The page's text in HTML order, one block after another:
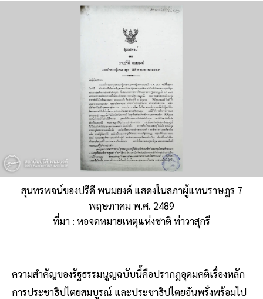
สุนทรพจน์ของปรีดี พนมยงค์ แสดงในสภาผู้แทนราษฎร 7
พฤษภาคม พ.ศ. 2489
ที่มา : หอจดหมายเหตุแห่งชาติ ท่าวาสุกรี
ความสำคัญของรัฐธรรมนูญฉบับนี้คือปรากฏอุดมคติเรื่องหลัก
การประชาธิปไตยสมบูรณ์ และประชาธิปไตยอันพรั่งพร้อมไป